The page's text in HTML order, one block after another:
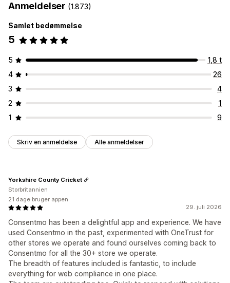
Anmeldelser (1.873)
Samlet bedømmelse
5
5
1,8 t
4
26
3
4
2
1
1
9
Skriv en anmeldelse Alle anmeldelser
29. juli 2026
Consentmo has been a delightful app and experience. We have
used Consentmo in the past, experimented with OneTrust for
other stores we operate and found ourselves coming back to
Consentmo for all the 30+ store we operate.
The breadth of features included is fantastic, to include
everything for web compliance in one place.
Yorkshire County Cricket
Storbritannien
21 dage bruger appen